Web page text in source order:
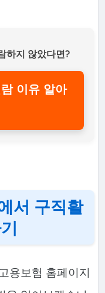
하지 않았다면?
이유 알아
서 구직활
용보험 홈페이지